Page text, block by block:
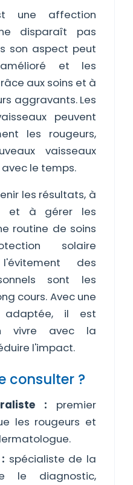
une affection
disparaît pas
son aspect peut
et les
aux soins et à
aggravants. Les
peuvent
les rougeurs,
vaisseaux
le temps.
les résultats, à
et à gérer les
routine de soins
solaire
des
sont les
cours. Avec une
il est
vivre avec la
l'impact.
consulter ?
: premier
les rougeurs et
spécialiste de la
le diagnostic,